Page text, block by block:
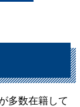
多数在籍して